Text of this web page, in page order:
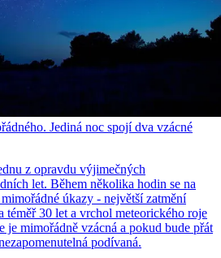
Jediná noc spojí dva vzácné
z opravdu výjimečných
let. Během několika hodin se na
úkazy - největší zatmění
téměř 30 let a vrchol meteorického roje
je mimořádně vzácná a pokud bude přát
podívaná.